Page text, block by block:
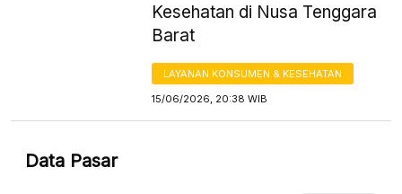
Kesehatan di Nusa Tenggara
Barat
LAYANAN KONSUMEN & KESEHATAN
15/06/2026, 20:38 WIB
Data Pasar